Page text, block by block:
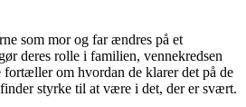
som mor og far ændres på et
deres rolle i familien, vennekredsen
om hvordan de klarer det på de
styrke til at være i det, der er svært.